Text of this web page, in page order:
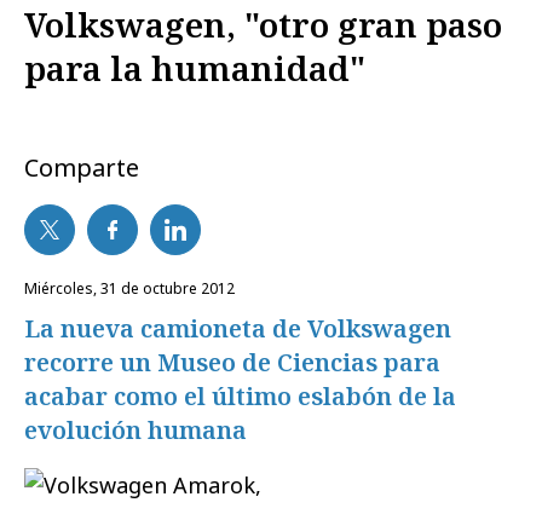
Volkswagen, "otro gran paso
para la humanidad"
Comparte
miércoles, 31 de octubre 2012
La nueva camioneta de Volkswagen
recorre un Museo de Ciencias para
acabar como el último eslabón de la
evolución humana